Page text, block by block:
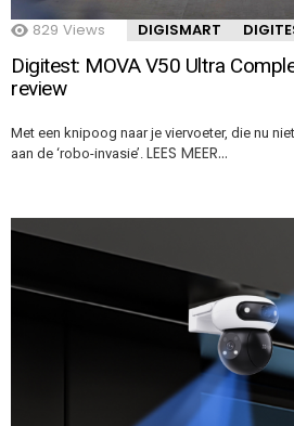
829 Views DIGISMART
Digitest: MOVA V50 Ultra
review
Met een knipoog naar je viervoeter, die nu
aan de ‘robo-invasie’. LEES MEER…